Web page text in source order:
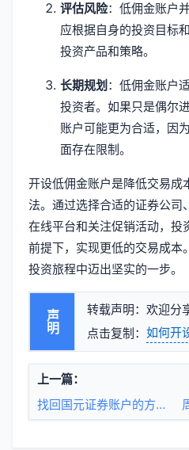
评估风险：低佣金账户
应根据自身的投资目标
投资产品和策略。
长期规划 ：低佣金账户
投资者。如果只是偶尔
账户可能更为合适，因
面存在限制。
开设低佣金账户是降低交易成
法。通过选择合适的证券公司
在线平台和关注促销活动，投
前提下，实现更低的交易成本
投资旅程中迈出坚实的一步。
声明
转载声明：欢迎分
点击复制： 如何开
上一篇：
找回国元证券账户的方法与步骤